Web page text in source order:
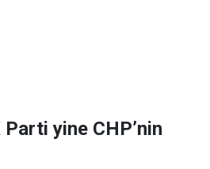
yine CHP’nin